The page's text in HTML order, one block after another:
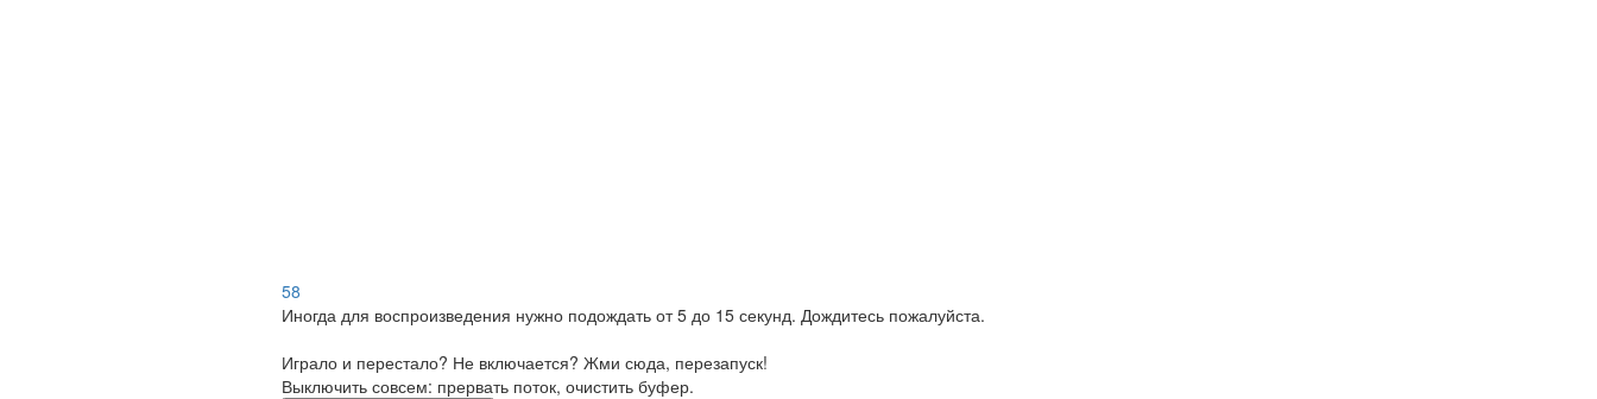
58
Иногда для воспроизведения нужно подождать от 5 до 15 секунд. Дождитесь пожалуйста.
Играло и перестало? Не включается? Жми сюда, перезапуск!
Выключить совсем: прервать поток, очистить буфер.